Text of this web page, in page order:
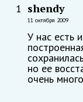
1 shendy
11 октября 2009
У нас есть
но ее
очень